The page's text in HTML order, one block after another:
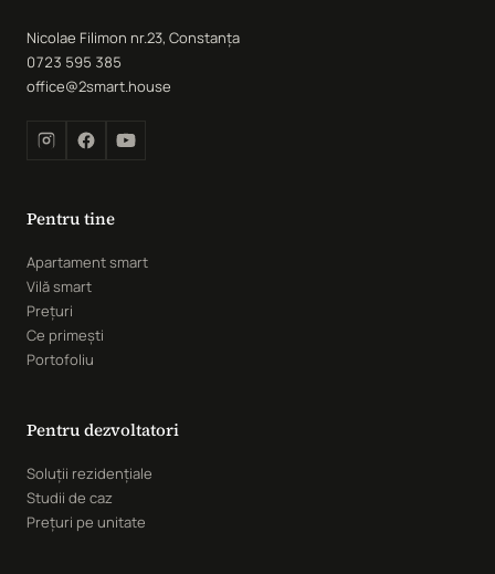
Nicolae Filimon nr.23, Constanța
0723 595 385
office@2smart.house
Pentru tine
Apartament smart
Vilă smart
Prețuri
Ce primești
Portofoliu
Pentru dezvoltatori
Soluții rezidențiale
Studii de caz
Prețuri pe unitate